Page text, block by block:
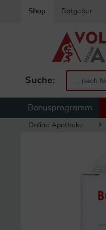
Shop Ratgeber
Suche:
Bonusprogramm
Online Apotheke